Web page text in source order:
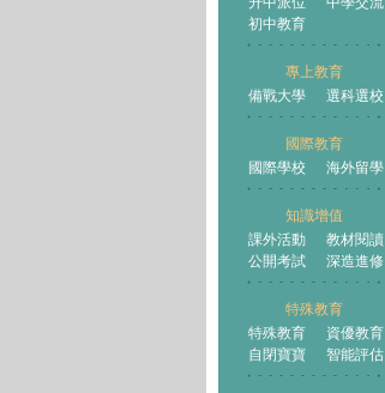
初中教育
專上教育
備戰大學
選科選校
國際教育
國際學校
海外留學
知識增值
課外活動
教材閱讀
公開考試
深造進修
特殊教育
特殊教育
資優教育
自閉寶寶
智能評估